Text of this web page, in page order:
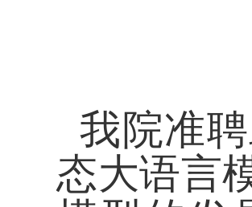
我院准
态大语言